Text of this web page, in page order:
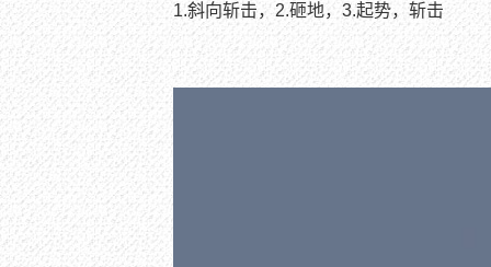
1.斜向斩击，2.砸地，3.起势，斩击